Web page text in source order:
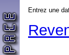
Entrez une